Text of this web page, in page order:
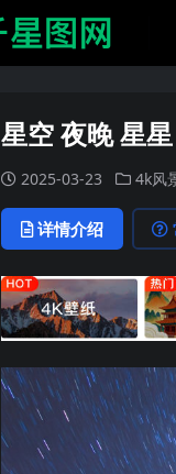
星空 夜晚 星
2025-03-23 4k风
详情介绍